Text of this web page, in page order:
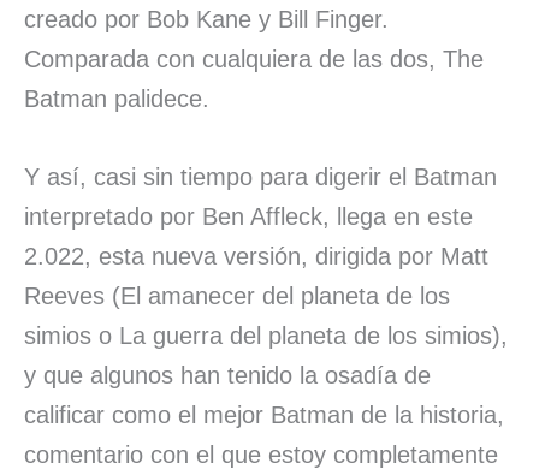
creado por Bob Kane y Bill Finger.
Comparada con cualquiera de las dos, The
Batman palidece.
Y así, casi sin tiempo para digerir el Batman
interpretado por Ben Affleck, llega en este
2.022, esta nueva versión, dirigida por Matt
Reeves (El amanecer del planeta de los
simios o La guerra del planeta de los simios),
y que algunos han tenido la osadía de
calificar como el mejor Batman de la historia,
comentario con el que estoy completamente